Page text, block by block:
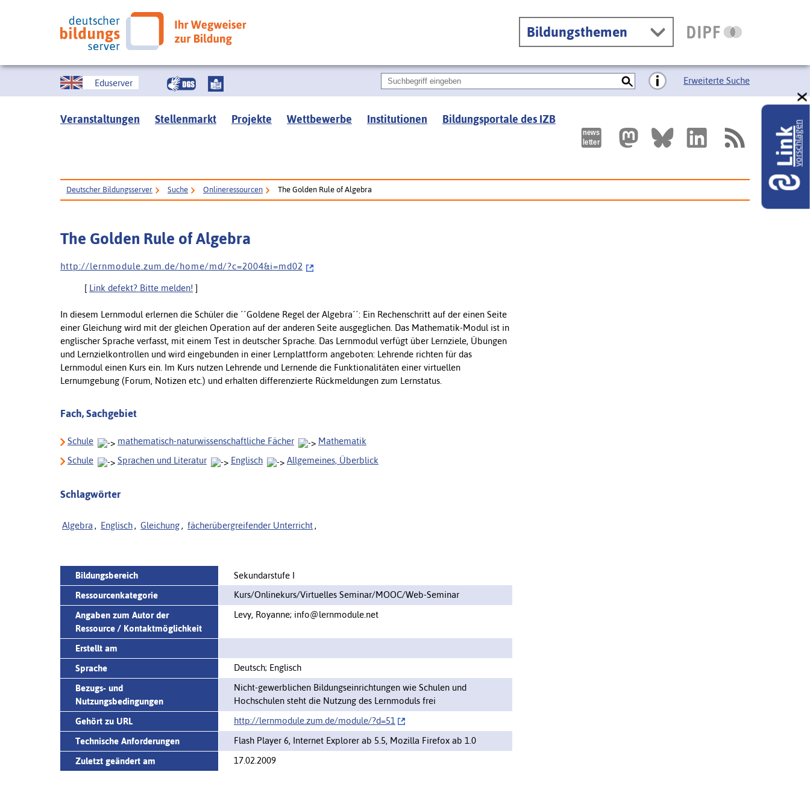
Bildungsthemen
Eduserver Erweiterte Suche
Veranstaltungen Stellenmarkt Projekte Wettbewerbe Institutionen Bildungsportale des IZB
Deutscher Bildungsserver Suche Onlineressourcen The Golden Rule of Algebra
The Golden Rule of Algebra
h t t p : / / l e r n m o d u l e . z u m . d e / h o m e / m d / ? c = 2 0 0 4 & i = m d 0 2
[ Link defekt? Bitte melden! ]
In diesem Lernmodul erlernen die Schüler die ´´Goldene Regel der Algebra´´: Ein Rechenschritt auf der einen Seite
einer Gleichung wird mit der gleichen Operation auf der anderen Seite ausgeglichen. Das Mathematik-Modul ist in
englischer Sprache verfasst, mit einem Test in deutscher Sprache. Das Lernmodul verfügt über Lernziele, Übungen
und Lernzielkontrollen und wird eingebunden in einer Lernplattform angeboten: Lehrende richten für das
Lernmodul einen Kurs ein. Im Kurs nutzen Lehrende und Lernende die Funktionalitäten einer virtuellen
Lernumgebung (Forum, Notizen etc.) und erhalten differenzierte Rückmeldungen zum Lernstatus.
Fach, Sachgebiet
Schule mathematisch-naturwissenschaftliche Fächer
Mathematik
Schule
Sprachen und Literatur Englisch Allgemeines, Überblick
Schlagwörter
Algebra , Englisch , Gleichung , fächerübergreifender Unterricht ,
Bildungsbereich
Sekundarstufe I
Ressourcenkategorie
Kurs/Onlinekurs/Virtuelles Seminar/MOOC/Web-Seminar
Angaben zum Autor der
Ressource / Kontaktmöglichkeit
Levy, Royanne; info@lernmodule.net
Erstellt am
Sprache
Deutsch; Englisch
Bezugs- und
Nutzungsbedingungen
Nicht-gewerblichen Bildungseinrichtungen wie Schulen und
Hochschulen steht die Nutzung des Lernmoduls frei
Gehört zu URL
http://lernmodule.zum.de/module/‌?d=51
Technische Anforderungen
Flash Player 6, Internet Explorer ab 5.5, Mozilla Firefox ab 1.0
Zuletzt geändert am
17.02.2009
Linkvorschlagen